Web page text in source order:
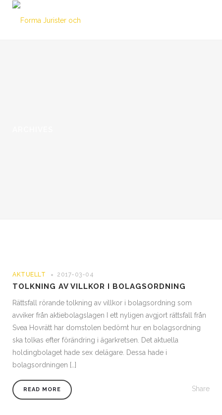
AKTUELLT 2017-03-04
TOLKNING AV VILLKOR I BOLAGSORDNING
Rättsfall rörande tolkning av villkor i bolagsordning som
avviker från aktiebolagslagen I ett nyligen avgjort rättsfall från
Svea Hovrätt har domstolen bedömt hur en bolagsordning
ska tolkas efter förändring i ägarkretsen. Det aktuella
holdingbolaget hade sex delägare. Dessa hade i
bolagsordningen […]
READ MORE Share